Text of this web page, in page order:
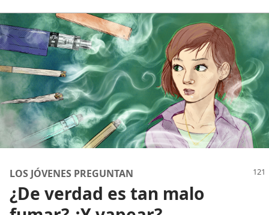
LOS JÓVENES PREGUNTAN
¿De verdad es tan malo